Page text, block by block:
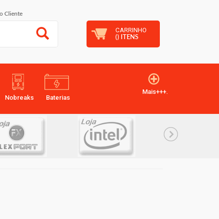
Cliente
CARRINHO
() ITENS
Nobreaks Baterias
Mais+++.